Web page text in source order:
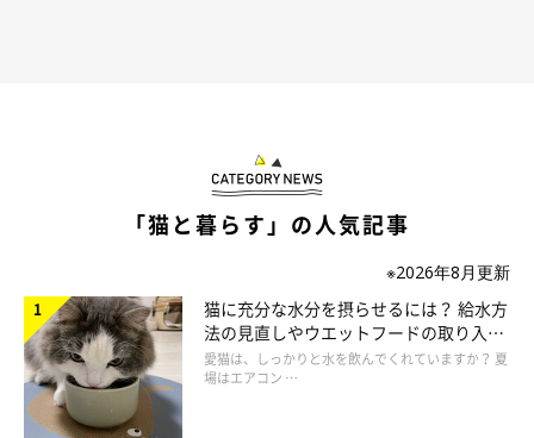
猫がしっぽを半分くらい曲げ、上下に「ブンブン」と振って床に
叩き付けるしぐさをすることがあります。これは、
また、ゴハンのときに「早く～！」と飼い主さんにアピールする
ときや、獲物のようなものが近くにあるときには「捕まえた
い！」という緊張感の表れとして、しっぽをブンブン振る場合も
あるようです。
「猫と暮らす」の人気記事
※2026年8月更新
猫に充分な水分を摂らせるには？ 給水方
法の見直しやウエットフードの取り入れ
方を解説
愛猫は、しっかりと水を飲んでくれていますか？ 夏
場はエアコン …